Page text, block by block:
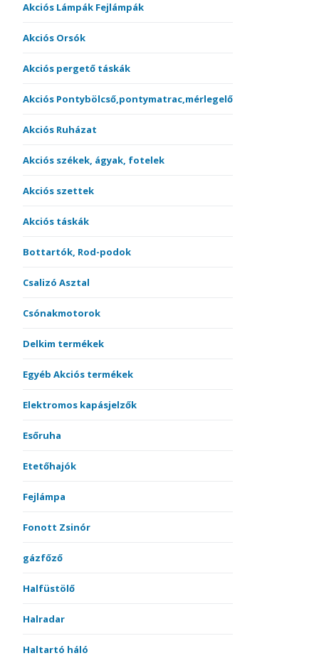
Akciós Lámpák Fejlámpák
Akciós Orsók
Akciós pergető táskák
Akciós Pontybölcső,pontymatrac,mérlegelő
Akciós Ruházat
Akciós székek, ágyak, fotelek
Akciós szettek
Akciós táskák
Bottartók, Rod-podok
Csalizó Asztal
Csónakmotorok
Delkim termékek
Egyéb Akciós termékek
Elektromos kapásjelzők
Esőruha
Etetőhajók
Fejlámpa
Fonott Zsinór
gázfőző
Halfüstölő
Halradar
Haltartó háló